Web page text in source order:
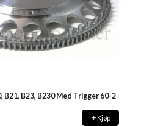
B21, B23, B230 Med Trigger 60-2
Kjøp